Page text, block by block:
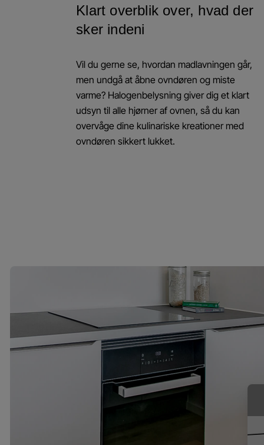
Klart overblik over, hvad der
sker indeni
Vil du gerne se, hvordan madlavningen går,
men undgå at åbne ovndøren og miste
varme? Halogenbelysning giver dig et klart
udsyn til alle hjørner af ovnen, så du kan
overvåge dine kulinariske kreationer med
ovndøren sikkert lukket.